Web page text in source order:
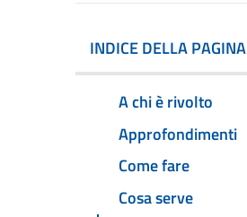
INDICE DELLA PAGINA
A chi è rivolto
Approfondimenti
Come fare
Cosa serve